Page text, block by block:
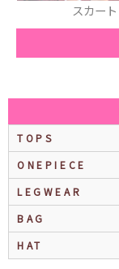
スカート
TOPS
ONEPIECE
LEGWEAR
BAG
HAT